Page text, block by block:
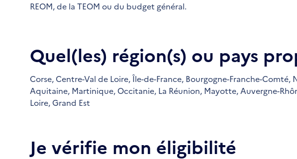
REOM, de la TEOM ou du budget général.
Quel(les) région(s) ou pays
Corse, Centre-Val de Loire,Île-de-France, Bourgogne-Franche-Comté,
Aquitaine, Martinique, Occitanie, La Réunion, Mayotte, Auvergne-
Loire,Grand Est
Je vérifie mon éligibilité